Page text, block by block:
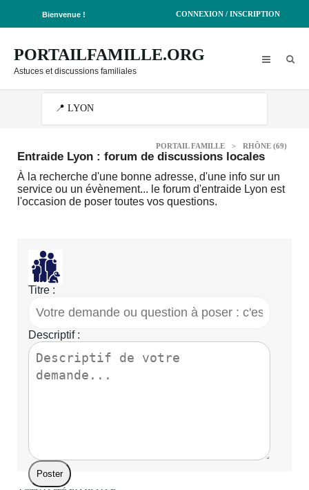
Bienvenue ! CONNEXION / INSCRIPTION
PORTAILFAMILLE.ORG
Astuces et discussions familiales
PORTAIL FAMILLE > RHÔNE (69)
Entraide Lyon : forum de discussions locales
À la recherche d'une bonne adresse, d'une info sur un
service ou un évènement... le forum d'entraide Lyon est
l'occasion de poser toutes vos questions.
Titre :
Descriptif :